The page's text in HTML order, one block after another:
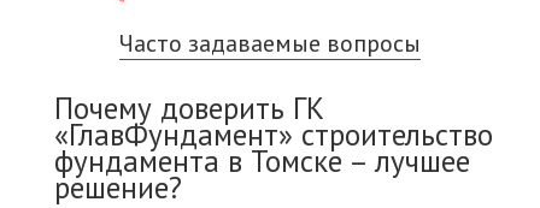
Часто задаваемые вопросы
Почему доверить ГК
«ГлавФундамент» строительство
фундамента в Томске – лучшее
решение?